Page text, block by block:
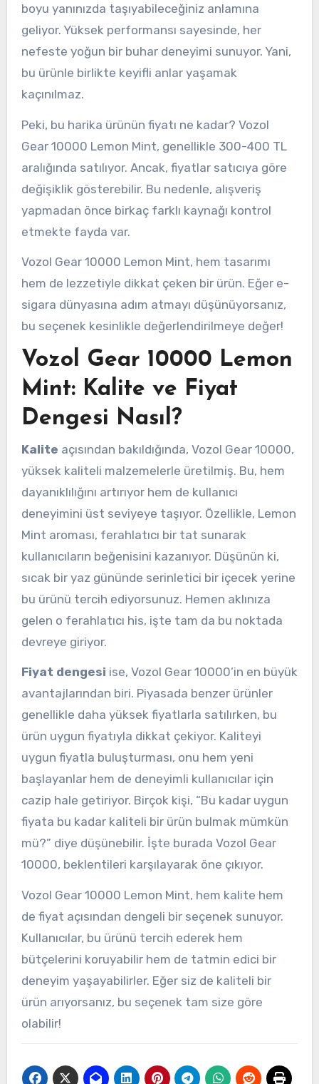
boyu yanınızda taşıyabileceğiniz anlamına
geliyor. Yüksek performansı sayesinde, her
nefeste yoğun bir buhar deneyimi sunuyor. Yani,
bu ürünle birlikte keyifli anlar yaşamak
kaçınılmaz.
Peki, bu harika ürünün fiyatı ne kadar? Vozol
Gear 10000 Lemon Mint, genellikle 300-400 TL
aralığında satılıyor. Ancak, fiyatlar satıcıya göre
değişiklik gösterebilir. Bu nedenle, alışveriş
yapmadan önce birkaç farklı kaynağı kontrol
etmekte fayda var.
Vozol Gear 10000 Lemon Mint, hem tasarımı
hem de lezzetiyle dikkat çeken bir ürün. Eğer e-
sigara dünyasına adım atmayı düşünüyorsanız,
bu seçenek kesinlikle değerlendirilmeye değer!
Vozol Gear 10000 Lemon
Mint: Kalite ve Fiyat
Dengesi Nasıl?
Kalite açısından bakıldığında, Vozol Gear 10000,
yüksek kaliteli malzemelerle üretilmiş. Bu, hem
dayanıklılığını artırıyor hem de kullanıcı
deneyimini üst seviyeye taşıyor. Özellikle, Lemon
Mint aroması, ferahlatıcı bir tat sunarak
kullanıcıların beğenisini kazanıyor. Düşünün ki,
sıcak bir yaz gününde serinletici bir içecek yerine
bu ürünü tercih ediyorsunuz. Hemen aklınıza
gelen o ferahlatıcı his, işte tam da bu noktada
devreye giriyor.
Fiyat dengesi ise, Vozol Gear 10000’in en büyük
avantajlarından biri. Piyasada benzer ürünler
genellikle daha yüksek fiyatlarla satılırken, bu
ürün uygun fiyatıyla dikkat çekiyor. Kaliteyi
uygun fiyatla buluşturması, onu hem yeni
başlayanlar hem de deneyimli kullanıcılar için
cazip hale getiriyor. Birçok kişi, “Bu kadar uygun
fiyata bu kadar kaliteli bir ürün bulmak mümkün
mü?” diye düşünebilir. İşte burada Vozol Gear
10000, beklentileri karşılayarak öne çıkıyor.
Vozol Gear 10000 Lemon Mint, hem kalite hem
de fiyat açısından dengeli bir seçenek sunuyor.
Kullanıcılar, bu ürünü tercih ederek hem
bütçelerini koruyabilir hem de tatmin edici bir
deneyim yaşayabilirler. Eğer siz de kaliteli bir
ürün arıyorsanız, bu seçenek tam size göre
olabilir!